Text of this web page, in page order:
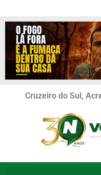
Cruzeiro do Sul,